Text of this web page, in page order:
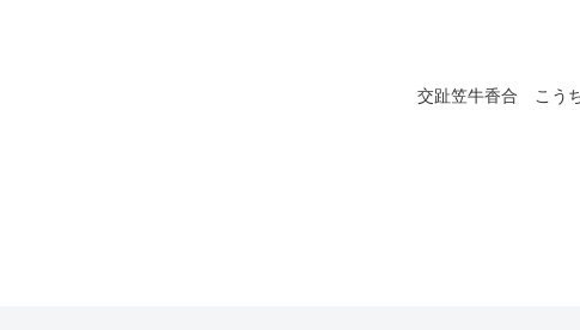
交趾笠牛香合 こう